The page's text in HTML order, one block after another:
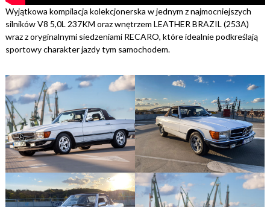
Wyjątkowa kompilacja kolekcjonerska w jednym z najmocniejszych
silników V8 5,0L 237KM oraz wnętrzem LEATHER BRAZIL (253A)
wraz z oryginalnymi siedzeniami RECARO, które idealnie podkreślają
sportowy charakter jazdy tym samochodem.